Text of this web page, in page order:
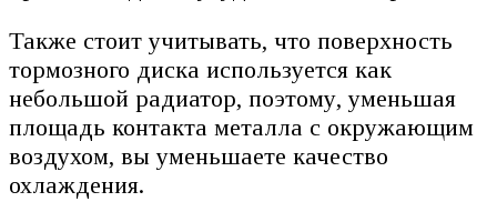
Также стоит учитывать, что поверхность
тормозного диска используется как
небольшой радиатор, поэтому, уменьшая
площадь контакта металла с окружающим
воздухом, вы уменьшаете качество
охлаждения.